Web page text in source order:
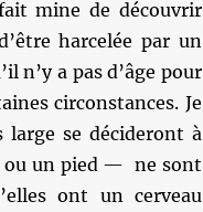
mine de découvrir
harcelée par un
n’y a pas d’âge pour
circonstances. Je
se décideront à
ou un pied — ne sont
ont un cerveau